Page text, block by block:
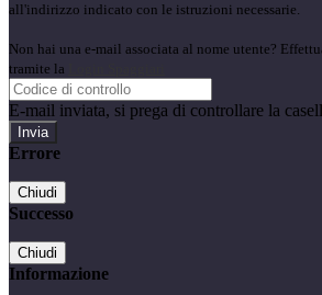
all'indirizzo indicato con le istruzioni necessarie.
Non hai una e-mail associata al nome utente?
tramite la
E-mail inviata, si prega di controllare la
Errore
Chiudi
Successo
Chiudi
Informazione